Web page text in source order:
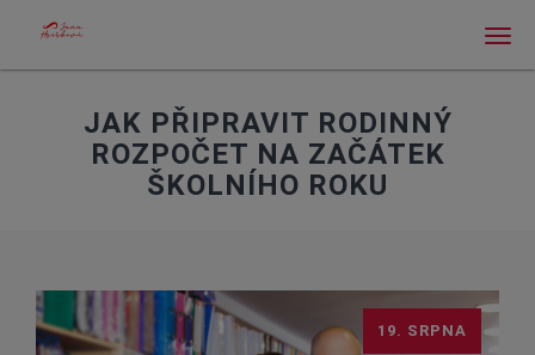
JAK PŘIPRAVIT RODINNÝ
ROZPOČET NA ZAČÁTEK
ŠKOLNÍHO ROKU
19. SRPNA